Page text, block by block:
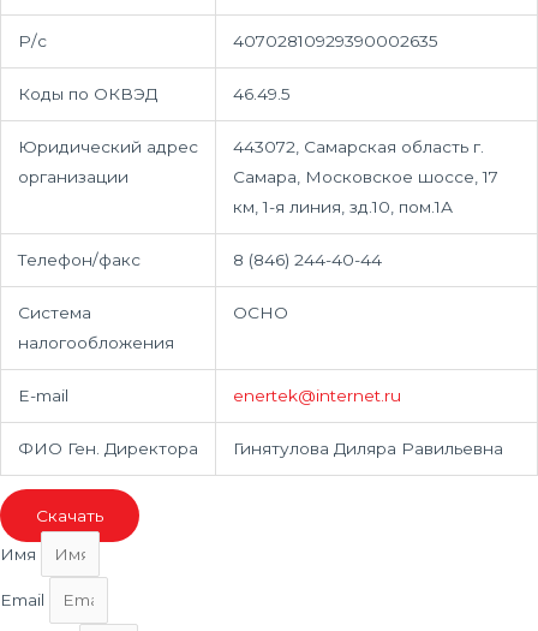
Р/с 40702810929390002635
Коды по ОКВЭД 46.49.5
Юридический адрес
организации
443072, Самарская область г.
Самара, Московское шоссе, 17
км, 1-я линия, зд.10, пом.1А
Телефон/факс 8 (846) 244-40-44
Система
налогообложения
ОСНО
E-mail enertek@internet.ru
ФИО Ген. Директора Гинятулова Диляра Равильевна
Скачать
Имя
Email